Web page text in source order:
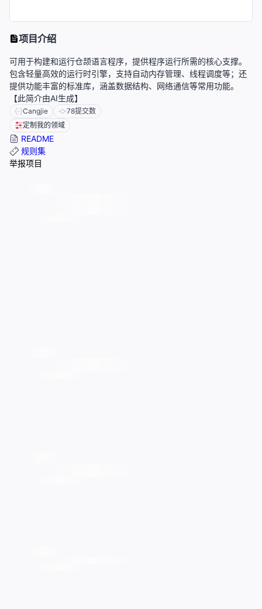
项目介绍
可用于构建和运行仓颉语言程序，提供程序运行所需的核心支撑。
包含轻量高效的运行时引擎，支持自动内存管理、线程调度等；还
提供功能丰富的标准库，涵盖数据结构、网络通信等常用功能。
【此简介由AI生成】
Cangjie 78提交数
定制我的领域
README
规则集
举报项目